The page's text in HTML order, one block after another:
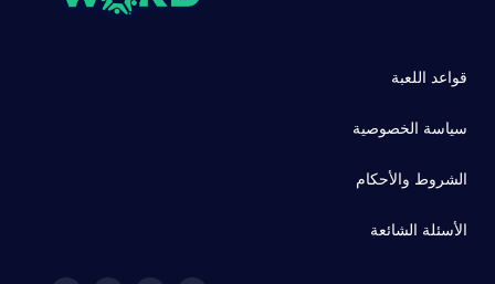
قواعد اللعبة
سياسة الخصوصية
الشروط والأحكام
الأسئلة الشائعة